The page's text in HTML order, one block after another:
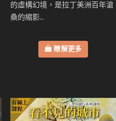
的虛構幻境，是拉丁美洲百年滄
桑的縮影..
瞭解更多